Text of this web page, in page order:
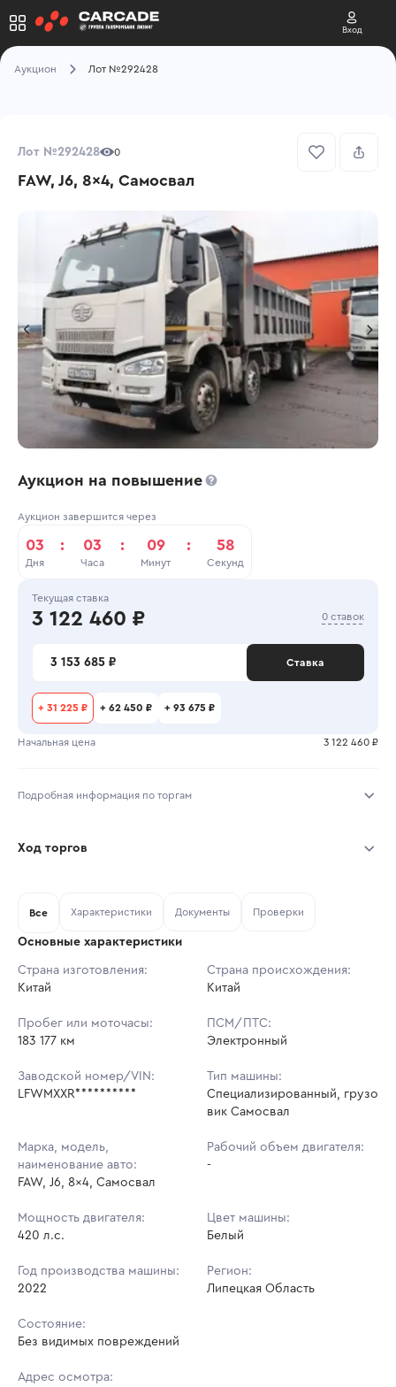
Вход
Аукцион Лот №292428
Лот №292428 0
FAW, J6, 8x4, Самосвал
Аукцион на повышение
Аукцион завершится через
03
Дня
: 03
Часа
: 09
Минут
: 58
Секунд
Текущая ставка
3 122 460 ₽ 0 ставок
3 153 685 ₽ Ставка
+ 31 225 ₽ + 62 450 ₽ + 93 675 ₽
Начальная цена 3 122 460 ₽
Подробная информация по торгам
Тип аукциона: Открытые торги
Шаг торгов: 31 225 ₽
Кол-во ставок:
Ход торгов
Ставок не найдено
в аукционах
Все Характеристики Документы Проверки
Основные характеристики
Страна изготовления:
Китай
Страна происхождения:
Китай
Пробег или моточасы:
183 177 км
ПСМ/ПТС:
Электронный
Заводской номер/VIN:
LFWMXXR**********
Тип машины:
Специализированный, грузо
вик Самосвал
Марка, модель,
наименование авто:
FAW, J6, 8x4, Самосвал
Рабочий объем двигателя:
-
Мощность двигателя:
420 л.с.
Цвет машины:
Белый
Год производства машины:
2022
Регион:
Липецкая Область
Состояние:
Без видимых повреждений
Адрес осмотра: